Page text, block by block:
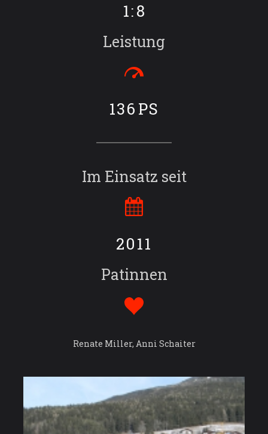
1:8
Leistung
136 PS
Im Einsatz seit
2011
Patinnen
Renate Miller, Anni Schaiter